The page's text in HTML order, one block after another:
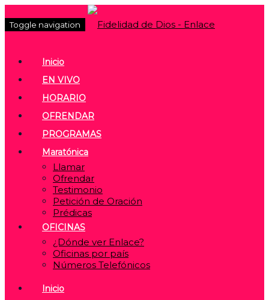
Toggle navigation
Inicio
EN VIVO
HORARIO
OFRENDAR
PROGRAMAS
Maratónica
Llamar
Ofrendar
Testimonio
Petición de Oración
Prédicas
OFICINAS
¿Dónde ver Enlace?
Oficinas por país
Números Telefónicos
Inicio